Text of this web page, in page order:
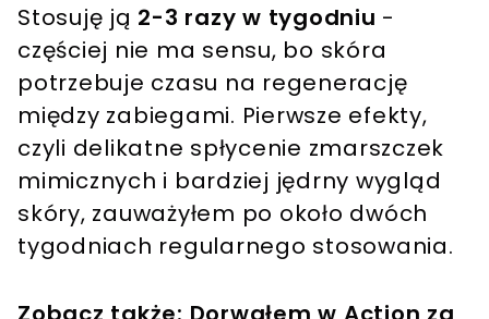
Stosuję ją 2-3 razy w tygodniu -
częściej nie ma sensu, bo skóra
potrzebuje czasu na regenerację
między zabiegami. Pierwsze efekty,
czyli delikatne spłycenie zmarszczek
mimicznych i bardziej jędrny wygląd
skóry, zauważyłem po około dwóch
tygodniach regularnego stosowania.